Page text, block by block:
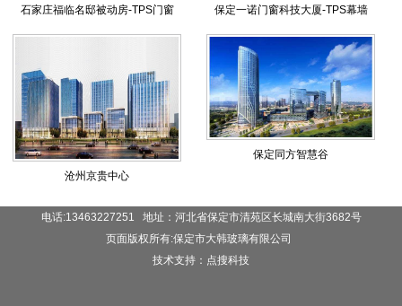
石家庄福临名邸被动房-TPS门窗 保定一诺门窗科技大厦-TPS幕墙
沧州京贵中心
保定同方智慧谷
电话:13463227251 地址：河北省保定市清苑区长城南大街3682号
页面版权所有:保定市大韩玻璃有限公司
技术支持：点搜科技